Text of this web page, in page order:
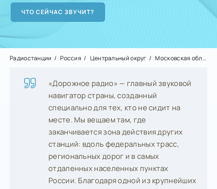
Радиостанции Россия Центральный округ Московская область
«Дорожное радио» — главный звуковой
навигатор страны, созданный
специально для тех, кто не сидит на
месте. Мы вещаем там, где
заканчивается зона действия других
станций: вдоль федеральных трасс,
региональных дорог и в самых
отдаленных населенных пунктах
России. Благодаря одной из крупнейших